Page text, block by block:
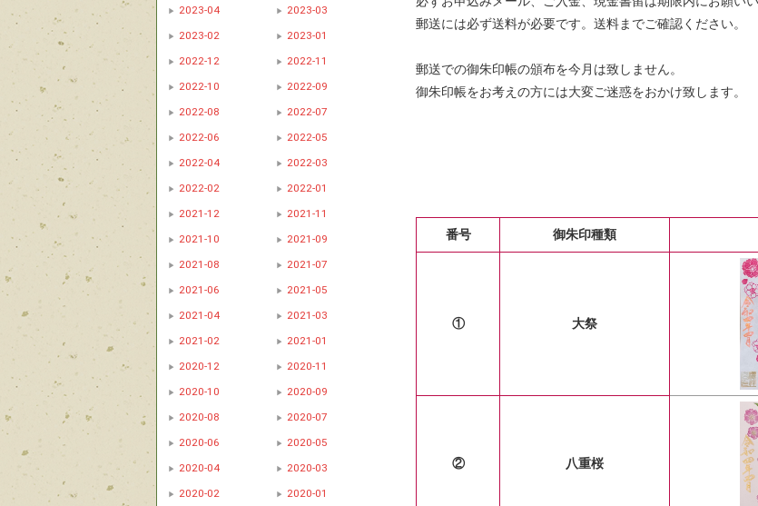
2023-04
2023-03
2023-02
2023-01
2022-12
2022-11
2022-10
2022-09
2022-08
2022-07
2022-06
2022-05
2022-04
2022-03
2022-02
2022-01
2021-12
2021-11
2021-10
2021-09
2021-08
2021-07
2021-06
2021-05
2021-04
2021-03
2021-02
2021-01
2020-12
2020-11
2020-10
2020-09
2020-08
2020-07
2020-06
2020-05
2020-04
2020-03
2020-02
2020-01
郵送には必ず送料が必要です。送料までご確認ください。
郵送での御朱印帳の頒布を今月は致しません。
御朱印帳をお考えの方には大変ご迷惑をおかけ致します。
番号 御朱印種類
① 大祭
② 八重桜